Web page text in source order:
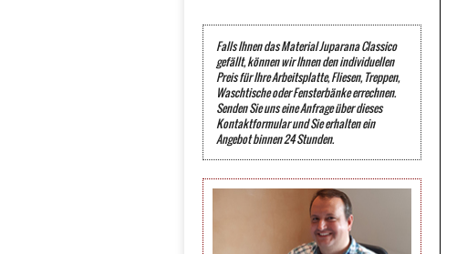
Falls Ihnen das Material Juparana Classico
gefällt, können wir Ihnen den individuellen
Preis für Ihre Arbeitsplatte, Fliesen, Treppen,
Waschtische oder Fensterbänke errechnen.
Senden Sie uns eine Anfrage über dieses
Kontaktformular und Sie erhalten ein
Angebot binnen 24 Stunden.